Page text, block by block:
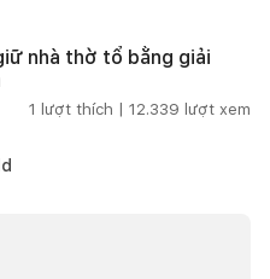
nhà thờ tổ bằng giải
1 lượt thích | 12.339 lượt xem